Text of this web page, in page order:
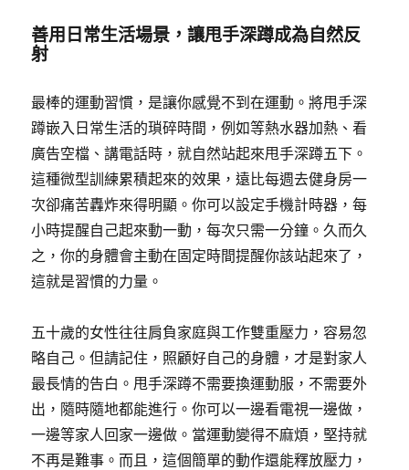
善用日常生活場景，讓甩手深蹲成為自然反
射
最棒的運動習慣，是讓你感覺不到在運動。將甩手深
蹲嵌入日常生活的瑣碎時間，例如等熱水器加熱、看
廣告空檔、講電話時，就自然站起來甩手深蹲五下。
這種微型訓練累積起來的效果，遠比每週去健身房一
次卻痛苦轟炸來得明顯。你可以設定手機計時器，每
小時提醒自己起來動一動，每次只需一分鐘。久而久
之，你的身體會主動在固定時間提醒你該站起來了，
這就是習慣的力量。
五十歲的女性往往肩負家庭與工作雙重壓力，容易忽
略自己。但請記住，照顧好自己的身體，才是對家人
最長情的告白。甩手深蹲不需要換運動服，不需要外
出，隨時隨地都能進行。你可以一邊看電視一邊做，
一邊等家人回家一邊做。當運動變得不麻煩，堅持就
不再是難事。而且，這個簡單的動作還能釋放壓力，